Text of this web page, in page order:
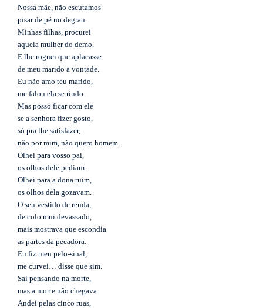
Nossa mãe, não escutamos
pisar de pé no degrau.
Minhas filhas, procurei
aquela mulher do demo.
E lhe roguei que aplacasse
de meu marido a vontade.
Eu não amo teu marido,
me falou ela se rindo.
Mas posso ficar com ele
se a senhora fizer gosto,
só pra lhe satisfazer,
não por mim, não quero homem.
Olhei para vosso pai,
os olhos dele pediam.
Olhei para a dona ruim,
os olhos dela gozavam.
O seu vestido de renda,
de colo mui devassado,
mais mostrava que escondia
as partes da pecadora.
Eu fiz meu pelo-sinal,
me curvei… disse que sim.
Sai pensando na morte,
mas a morte não chegava.
Andei pelas cinco ruas,